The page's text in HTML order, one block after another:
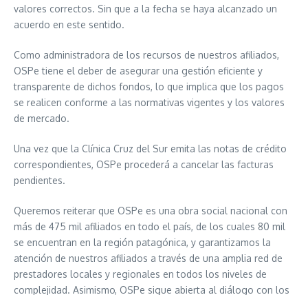
valores correctos. Sin que a la fecha se haya alcanzado un
acuerdo en este sentido.
Como administradora de los recursos de nuestros afiliados,
OSPe tiene el deber de asegurar una gestión eficiente y
transparente de dichos fondos, lo que implica que los pagos
se realicen conforme a las normativas vigentes y los valores
de mercado.
Una vez que la Clínica Cruz del Sur emita las notas de crédito
correspondientes, OSPe procederá a cancelar las facturas
pendientes.
Queremos reiterar que OSPe es una obra social nacional con
más de 475 mil afiliados en todo el país, de los cuales 80 mil
se encuentran en la región patagónica, y garantizamos la
atención de nuestros afiliados a través de una amplia red de
prestadores locales y regionales en todos los niveles de
complejidad. Asimismo, OSPe sigue abierta al diálogo con los